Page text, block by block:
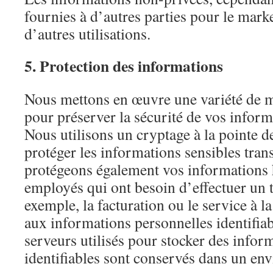
fournies à d’autres parties pour le
d’autres utilisations.
5. Protection des informations
Nous mettons en œuvre une variété de
pour préserver la sécurité de vos
Nous utilisons un cryptage à la pointe
protéger les informations sensibles
protégeons également vos
employés qui ont besoin d’effectuer
exemple, la facturation ou le service à
aux informations personnelles
serveurs utilisés pour stocker des
identifiables sont conservés dans un